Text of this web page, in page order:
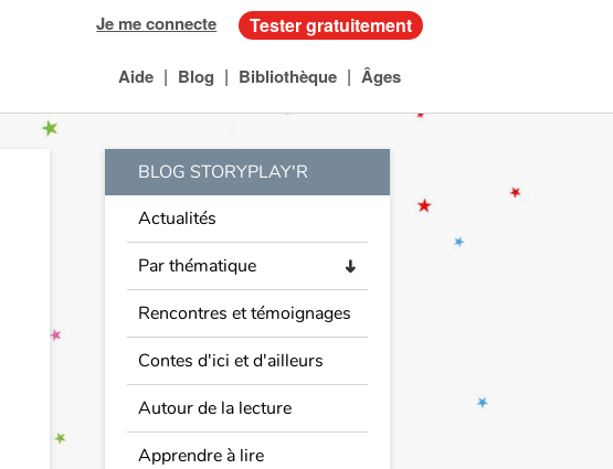
Je me connecte Tester gratuitement
Aide | Blog | Bibliothèque | Âges
BLOG STORYPLAY'R
Actualités
Par thématique
➜
Rencontres et témoignages
Contes d'ici et d'ailleurs
Autour de la lecture
Apprendre à lire